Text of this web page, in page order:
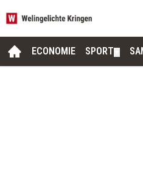
ECONOMIE SPORT